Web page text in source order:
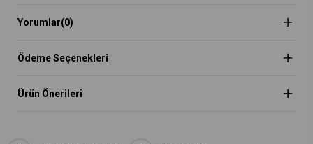
Yorumlar(0)
Ödeme Seçenekleri
Ürün Önerileri